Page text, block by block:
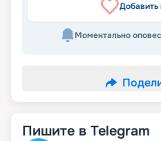
Добавить
Моментально
Пишите в Telegram